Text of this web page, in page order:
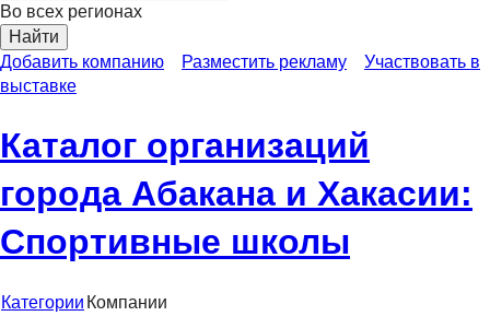
Во всех регионах
Найти
Добавить компанию
Разместить рекламу
Участвовать в
выставке
Каталог организаций
города Абакана и Хакасии:
Спортивные школы
Категории Компании